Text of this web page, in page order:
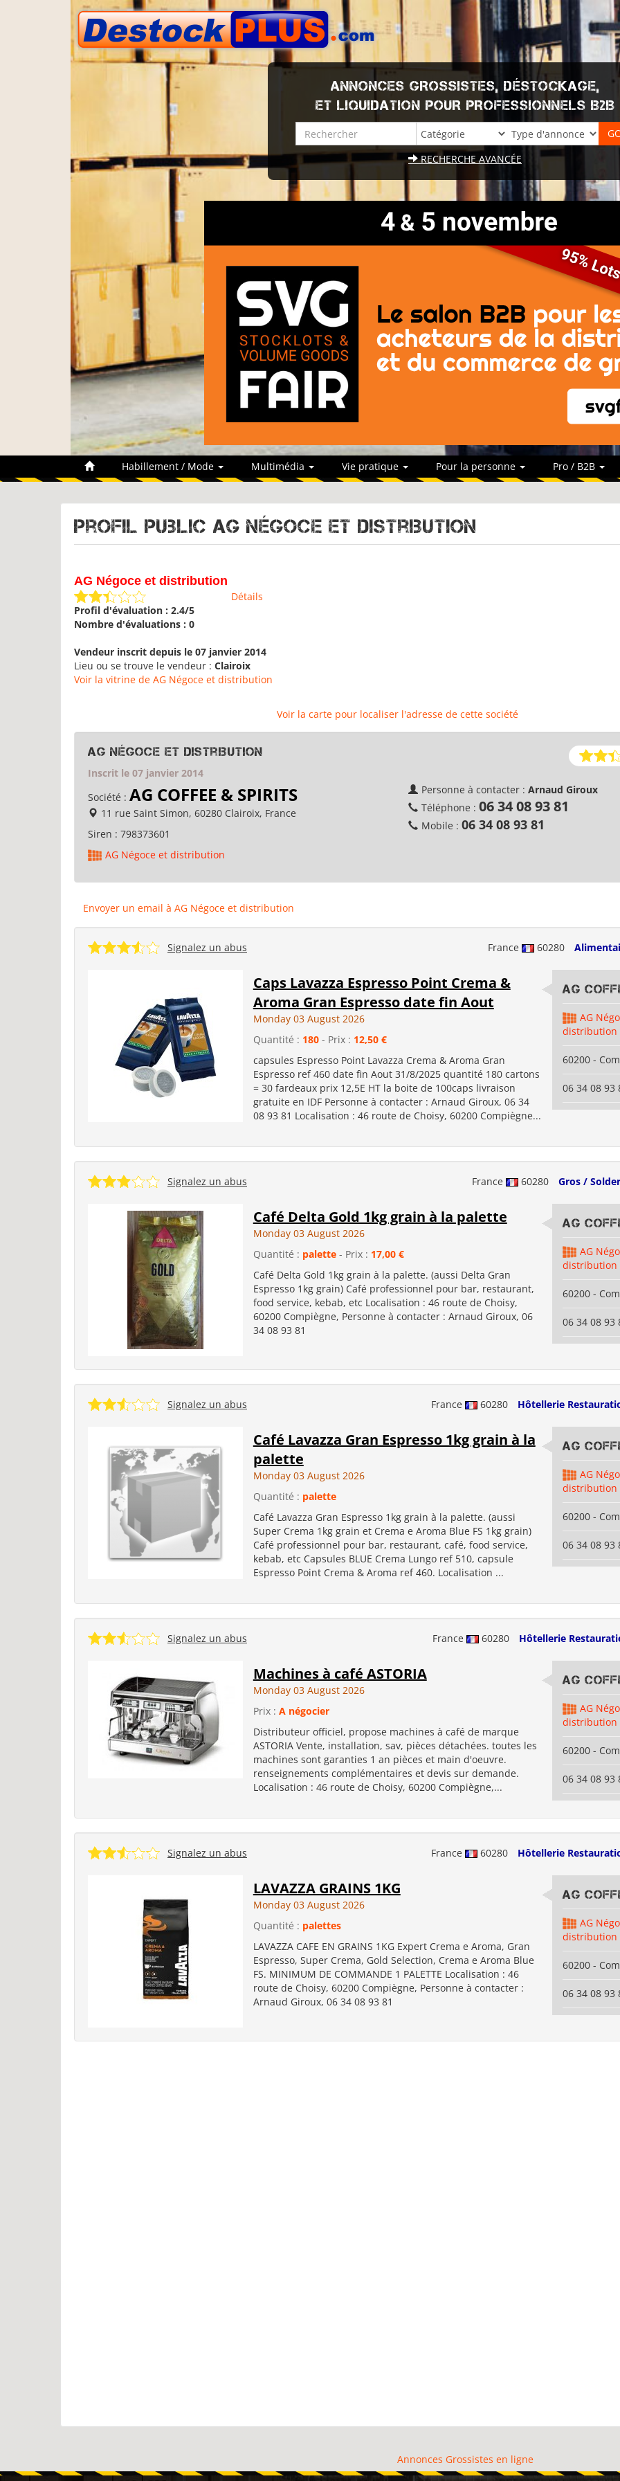
ANNONCES GROSSISTES, DÉSTOCKAGE,
ET LIQUIDATION POUR PROFESSIONNELS B2B
RECHERCHE AVANCÉE
Habillement / Mode Multimédia Vie pratique Pour la personne Pro / B2B
Profil public AG Négoce et distribution
AG Négoce et distribution
Détails
Profil d'évaluation : 2.4/5
Nombre d'évaluations : 0
Vendeur inscrit depuis le 07 janvier 2014
Lieu ou se trouve le vendeur : Clairoix
Voir la vitrine de AG Négoce et distribution
Voir la carte pour localiser l'adresse de cette société
AG Négoce et distribution
Inscrit le 07 janvier 2014
Société : AG COFFEE & SPIRITS
11 rue Saint Simon, 60280 Clairoix, France
Siren : 798373601
Personne à contacter : Arnaud Giroux
Téléphone : 06 34 08 93 81
Mobile : 06 34 08 93 81
AG Négoce et distribution
Envoyer un email à AG Négoce et distribution
France 60280
Signalez un abus
Caps Lavazza Espresso Point Crema &
Aroma Gran Espresso date fin Aout
Monday 03 August 2026
Quantité : 180- Prix : 12,50 €
capsules Espresso Point Lavazza Crema & Aroma Gran
Espresso ref 460 date fin Aout 31/8/2025 quantité 180 cartons
= 30 fardeaux prix 12,5E HT la boite de 100caps livraison
gratuite en IDF Personne à contacter : Arnaud Giroux, 06 34
08 93 81 Localisation : 46 route de Choisy, 60200 Compiègne...
AG
AG
distribution
60200 -
06 34 08 93
France 60280 Gros /
Signalez un abus
Café Delta Gold 1kg grain à la palette
Monday 03 August 2026
Quantité : palette- Prix : 17,00 €
Café Delta Gold 1kg grain à la palette. (aussi Delta Gran
Espresso 1kg grain) Café professionnel pour bar, restaurant,
food service, kebab, etc Localisation : 46 route de Choisy,
60200 Compiègne, Personne à contacter : Arnaud Giroux, 06
34 08 93 81
AG
AG
distribution
60200 -
06 34 08 93
France 60280 Hôtellerie
Signalez un abus
Café Lavazza Gran Espresso 1kg grain à la
palette
Monday 03 August 2026
Quantité : palette
Café Lavazza Gran Espresso 1kg grain à la palette. (aussi
Super Crema 1kg grain et Crema e Aroma Blue FS 1kg grain)
Café professionnel pour bar, restaurant, café, food service,
kebab, etc Capsules BLUE Crema Lungo ref 510, capsule
Espresso Point Crema & Aroma ref 460. Localisation ...
AG
AG
distribution
60200 -
06 34 08 93
France 60280 Hôtellerie
Signalez un abus
Machines à café ASTORIA
Monday 03 August 2026
Prix : A négocier
Distributeur officiel, propose machines à café de marque
ASTORIA Vente, installation, sav, pièces détachées. toutes les
machines sont garanties 1 an pièces et main d'oeuvre.
renseignements complémentaires et devis sur demande.
Localisation : 46 route de Choisy, 60200 Compiègne,...
AG
AG
distribution
60200 -
06 34 08 93
France 60280 Hôtellerie
Signalez un abus
LAVAZZA GRAINS 1KG
Monday 03 August 2026
Quantité : palettes
LAVAZZA CAFE EN GRAINS 1KG Expert Crema e Aroma, Gran
Espresso, Super Crema, Gold Selection, Crema e Aroma Blue
FS. MINIMUM DE COMMANDE 1 PALETTE Localisation : 46
route de Choisy, 60200 Compiègne, Personne à contacter :
Arnaud Giroux, 06 34 08 93 81
AG
AG
distribution
60200 -
06 34 08 93
Annonces Grossistes en ligne